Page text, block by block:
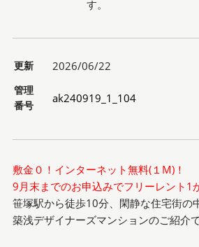
す。
更新 2026/06/22
管理
番号
ak240919_1_104
敷金０！インターネット無料(１M)！
9月末までのお申込みでフリーレント1
笹塚駅から徒歩10分、閑静な住宅街の
築浅デザイナーズマンションのご紹介